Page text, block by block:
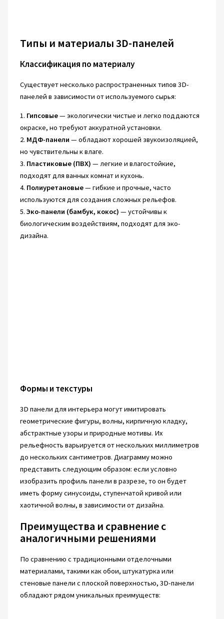
Типы и материалы 3D-панелей
Классификация по материалу
Существует несколько распространенных типов 3D-
панелей в зависимости от используемого сырья:
1. Гипсовые— экологически чистые и легко поддаются
окраске, но требуют аккуратной установки.
2. МДФ-панели — обладают хорошей звукоизоляцией,
но чувствительны к влаге.
3. Пластиковые (ПВХ) — легкие и влагостойкие,
подходят для ванных комнат и кухонь.
4. Полиуретановые— гибкие и прочные, часто
используются для создания сложных рельефов.
5. Эко-панели (бамбук, кокос) — устойчивы к
биологическим воздействиям, подходят для эко-
дизайна.
Формы и текстуры
3D панели для интерьера могут имитировать
геометрические фигуры, волны, кирпичную кладку,
абстрактные узоры и природные мотивы. Их
рельефность варьируется от нескольких миллиметров
до нескольких сантиметров. Диаграмму можно
представить следующим образом: если условно
изобразить профиль панели в разрезе, то он будет
иметь форму синусоиды, ступенчатой кривой или
хаотичной волны, в зависимости от дизайна.
Преимущества и сравнение с
аналогичными решениями
По сравнению с традиционными отделочными
материалами, такими как обои, штукатурка или
стеновые панели с плоской поверхностью, 3D-панели
обладают рядом уникальных преимуществ: